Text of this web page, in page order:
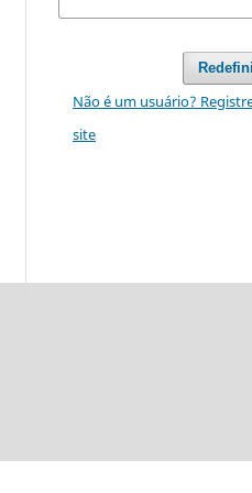
Não é um usuário?
site